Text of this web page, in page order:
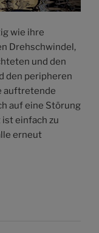
wie ihre
Drehschwindel,
und den
den peripheren
auftretende
auf eine Störung
einfach zu
erneut